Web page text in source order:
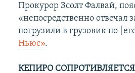
Прокурор Зсолт Фалвай,
«непосредственно отвечал
погрузили в грузовик по
Ньюс».
КЕПИРО СОПРОТИВЛЯЕТСЯ